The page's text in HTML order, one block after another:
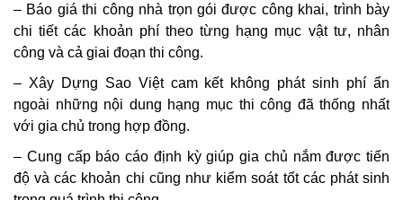
– Báo giá thi công nhà trọn gói được công khai, trình bày
chi tiết các khoản phí theo từng hạng mục vật tư, nhân
công và cả giai đoạn thi công.
– Xây Dựng Sao Việt cam kết không phát sinh phí ẩn
ngoài những nội dung hạng mục thi công đã thống nhất
với gia chủ trong hợp đồng.
– Cung cấp báo cáo định kỳ giúp gia chủ nắm được tiến
độ và các khoản chi cũng như kiểm soát tốt các phát sinh